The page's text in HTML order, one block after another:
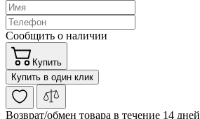
Сообщить о наличии
Купить
Купить в один клик
Возврат/обмен товара в течение 14 дней